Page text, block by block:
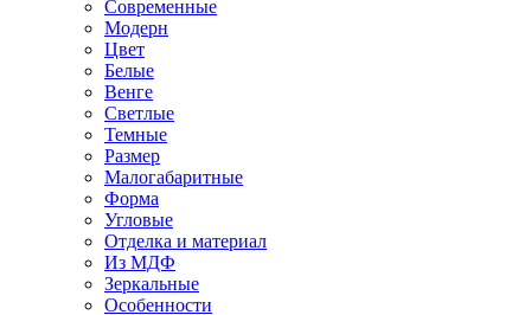
Современные
Модерн
Цвет
Белые
Венге
Светлые
Темные
Размер
Малогабаритные
Форма
Угловые
Отделка и материал
Из МДФ
Зеркальные
Особенности